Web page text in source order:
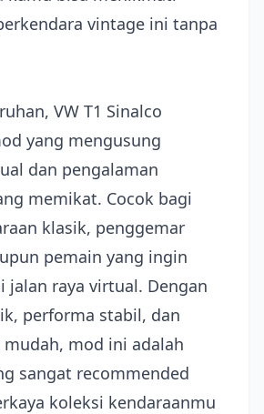
vintage ini tanpa
VW T1 Sinalco
yang mengusung
dan pengalaman
memikat. Cocok bagi
klasik, penggemar
pemain yang ingin
jalan raya virtual. Dengan
performa stabil, dan
mod ini adalah
sangat recommended
koleksi kendaraanmu